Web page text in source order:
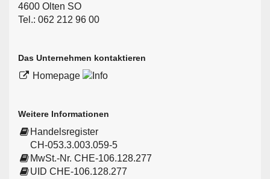
4600 Olten SO
Tel.: 062 212 96 00
Das Unternehmen kontaktieren
Homepage
Weitere Informationen
Handelsregister
CH-053.3.003.059-5
MwSt.-Nr. CHE-106.128.277
UID CHE-106.128.277